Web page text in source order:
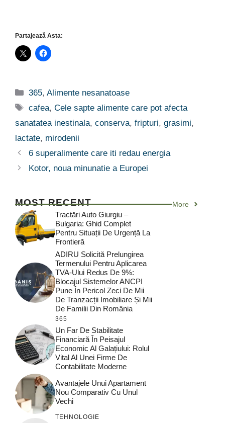
Partajează Asta:
Categorii
365,Alimente nesanatoase
Etichete
cafea,Cele sapte alimente care pot afecta
sanatatea inestinala, conserva, fripturi, grasimi,
lactate, mirodenii
6 superalimente care iti redau energia
Kotor, noua minunatie a Europei
MOST RECENT More
Tractări Auto Giurgiu –
Bulgaria: Ghid Complet
Pentru Situații De Urgență La
Frontieră
ADIRU Solicită Prelungirea
Termenului Pentru Aplicarea
TVA-Ului Redus De 9%:
Blocajul Sistemelor ANCPI
Pune În Pericol Zeci De Mii
De Tranzacții Imobiliare Și Mii
De Familii Din România
365
Un Far De Stabilitate
Financiară În Peisajul
Economic Al Galațiului: Rolul
Vital Al Unei Firme De
Contabilitate Moderne
Avantajele Unui Apartament
Nou Comparativ Cu Unul
Vechi
TEHNOLOGIE